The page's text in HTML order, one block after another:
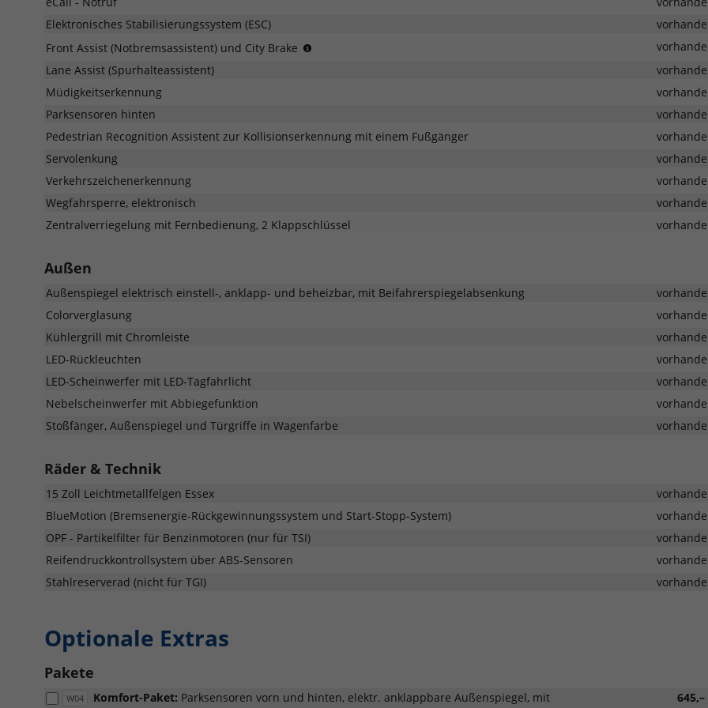
Elektronisches Stabilisierungssystem (ESC)
Front Assist (Notbremsassistent) und City Brake
Geschehens
System
Fahrzeugs
im
Lane Assist (Spurhalteassistent)
Müdigkeitserkennung
Parksensoren hinten
Pedestrian Recognition Assistent zur Kollisionserkennung mit einem Fußgänger
Servolenkung
Verkehrszeichenerkennung
Wegfahrsperre, elektronisch
Zentralverriegelung mit Fernbedienung, 2 Klappschlüssel
Außen
Außenspiegel elektrisch einstell-, anklapp- und beheizbar, mit Beifahrerspiegelabsenkung
Colorverglasung
Kühlergrill mit Chromleiste
LED-Rückleuchten
LED-Scheinwerfer mit LED-Tagfahrlicht
Nebelscheinwerfer mit Abbiegefunktion
Stoßfänger, Außenspiegel und Türgriffe in Wagenfarbe
Räder & Technik
15 Zoll Leichtmetallfelgen Essex
BlueMotion (Bremsenergie-Rückgewinnungssystem und Start-Stopp-System)
OPF - Partikelfilter für Benzinmotoren (nur für TSI)
Reifendruckkontrollsystem über ABS-Sensoren
Stahlreserverad (nicht für TGI)
Optionale Extras
Pakete
W04 645,–
Komfort-Paket: Parksensoren vorn und hinten, elektr. anklappbare Außenspiegel, mit